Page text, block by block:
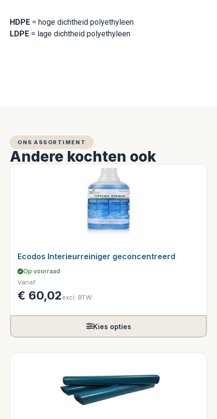
HDPE = hoge dichtheid polyethyleen
LDPE = lage dichtheid polyethyleen
ONS ASSORTIMENT
Andere kochten ook
Ecodos Interieurreiniger geconcentreerd
Op voorraad
Vanaf
€ 60,02excl. BTW
Kies opties